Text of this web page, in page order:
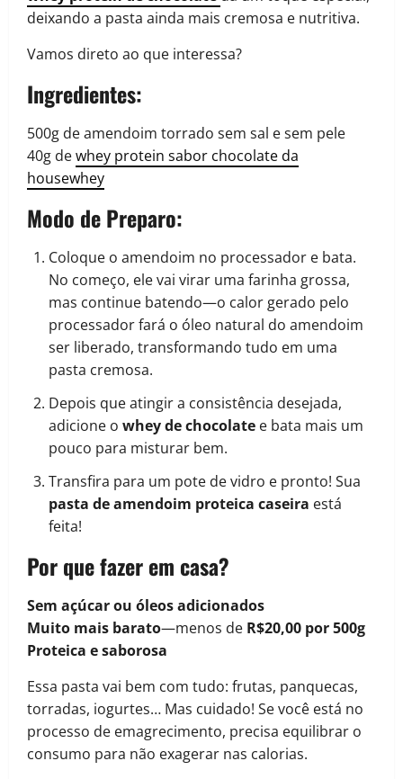
deixando a pasta ainda mais cremosa e nutritiva.
Vamos direto ao que interessa?
Ingredientes:
500g de amendoim torrado sem sal e sem pele
40g dewhey protein sabor chocolate da
housewhey
Modo de Preparo:
Coloque o amendoim no processador e bata.
No começo, ele vai virar uma farinha grossa,
mas continue batendo—o calor gerado pelo
processador fará o óleo natural do amendoim
ser liberado, transformando tudo em uma
pasta cremosa.
Depois que atingir a consistência desejada,
adicione o whey de chocolate e bata mais um
pouco para misturar bem.
Transfira para um pote de vidro e pronto! Sua
pasta de amendoim proteica caseira está
feita!
Por que fazer em casa?
Sem açúcar ou óleos adicionados
Muito mais barato—menos de R$20,00 por 500g
Proteica e saborosa
Essa pasta vai bem com tudo: frutas, panquecas,
torradas, iogurtes… Mas cuidado! Se você está no
processo de emagrecimento, precisa equilibrar o
consumo para não exagerar nas calorias.